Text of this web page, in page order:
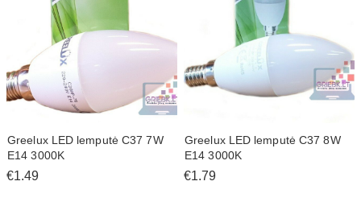
Greelux LED lemputė C37 7W
E14 3000K
€1.49
Greelux LED lemputė C37 8W
E14 3000K
€1.79